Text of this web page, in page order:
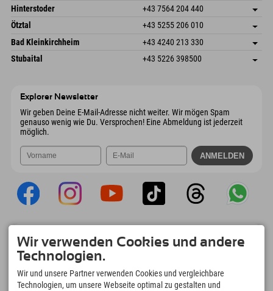
Österreich
Buchen
Schmiedau 2
6272 Kaltenbach im Zillertal
Österreich
Adresse speichern
Anreiseinfos
Buchen
Hinterstoder +43 7564 204 440
Freizeitpark 10
Österreich
Adresse speichern
Buchen
Ötztal +43 5255 206 010
Gscheat 14
6441 Umhausen
Österreich
Adresse speichern
Anreiseinfos
Buchen
Bad Kleinkirchheim +43 4240 213 330
Dorfstraße 24
Adresse speichern
Stubaital +43 5226 398500
Explorer Newsletter
Wir geben Deine E-Mail-Adresse nicht weiter. Wir mögen Spam
genauso wenig wie Du. Versprochen! Eine Abmeldung ist jederzeit
möglich.
Upload Deiner #ExplorerMoments, Mein
Explorer To Go mit Buchungsübersicht,
Bucketlist, Restaurantübersicht uvm. Jetzt
downloaden!
Wir verwenden Cookies und andere
Technologien.
Wir und unsere Partner verwenden Cookies und vergleichbare
Technologien, um unsere Webseite optimal zu gestalten und